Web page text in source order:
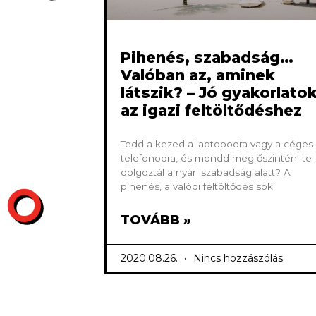
Pihenés, szabadság…
Valóban az, aminek
látszik? – Jó
az igazi feltöltődéshez
Tedd a kezed a laptopodra vagy a céges
telefonodra, és mondd meg őszintén: te
dolgoztál a nyári szabadság alatt? A
pihenés, a valódi feltöltődés sok
TOVÁBB »
2020.08.26. Nincs hozzászólás